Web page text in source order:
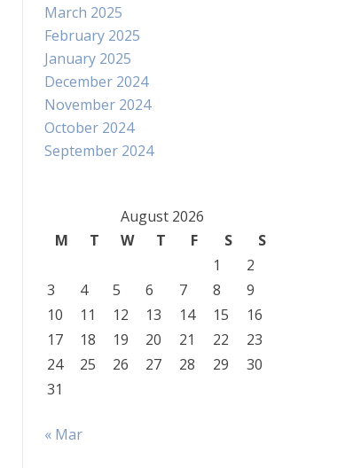
March 2025
February 2025
January 2025
December 2024
November 2024
October 2024
September 2024
August 2026
M
T W T F S
S
1
2
3
4 5 6 7 8
9
10
11 12 13 14 15
16
17
18 19 20 21 22
23
24
25 26 27 28 29
30
31
« Mar